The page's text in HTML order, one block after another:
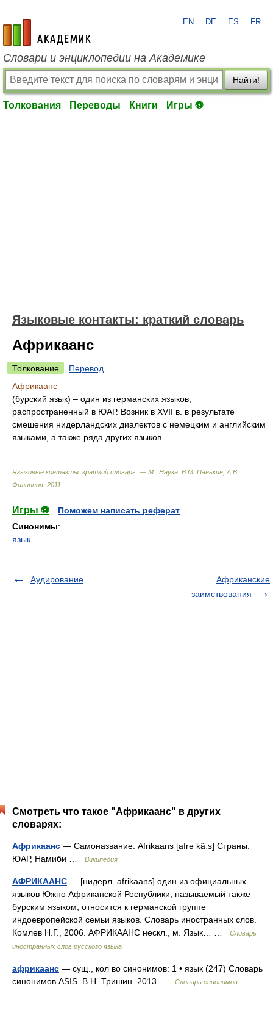
academic.ru
EN DE ES FR
Словари и энциклопедии на Академике
Найти!
Толкования Переводы Книги Игры ⚽
Языковые контакты: краткий словарь
Африкаанс
Толкование
Перевод
Африкаанс
(бурский язык) – один из германских языков,
распространенный в ЮАР. Возник в XVII в. в результате
смешения нидерландских диалектов с немецким и английским
языками, а также ряда других языков.
Языковые контакты: краткий словарь. — М.: Наука В.М. Панькин, А.В.
Филиппов 2011
Игры ⚽
Поможем написать реферат
Синонимы:
язык
Аудирование
Африканские
заимствования
Смотреть что такое "Африкаанс" в других
словарях:
Африкаанс — Самоназвание: Afrikaans [afrə kãːs] Страны:
ЮАР, Намиби …
Википедия
АФРИКААНС — [нидерл. afrikaans] один из официальных
языков Южно Африканской Республики, называемый также
бурским языком, относится к германской группе
индоевропейской семьи языков. Словарь иностранных слов.
Комлев Н.Г., 2006. АФРИКААНС нескл., м. Язык… …
Словарь
иностранных слов русского языка
африкаанс — сущ., кол во синонимов: 1 • язык (247) Словарь
синонимов ASIS. В.Н. Тришин. 2013 …
Словарь синонимов